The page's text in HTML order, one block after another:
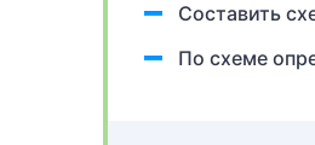
Составить
По схеме